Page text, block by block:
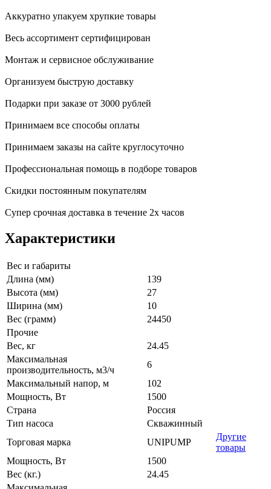
Аккуратно упакуем хрупкие товары
Весь ассортимент сертифицирован
Монтаж и сервисное обслуживание
Организуем быструю доставку
Подарки при заказе от 3000 рублей
Принимаем все способы оплаты
Принимаем заказы на сайте круглосуточно
Профессиональная помощь в подборе товаров
Скидки постоянным покупателям
Супер срочная доставка в течение 2х часов
Характеристики
Вес и габариты
Длина (мм)
139
Высота (мм)
27
Ширина (мм)
10
Вес (грамм)
24450
Прочие
Вес, кг
24.45
Максимальная
производительность, м3/ч
6
Максимальный напор, м
102
Мощность, Вт
1500
Страна
Россия
Тип насоса
Скважинный
Торговая марка
UNIPUMP
Другие
товары
Мощность, Вт
1500
Вес (кг.)
24.45